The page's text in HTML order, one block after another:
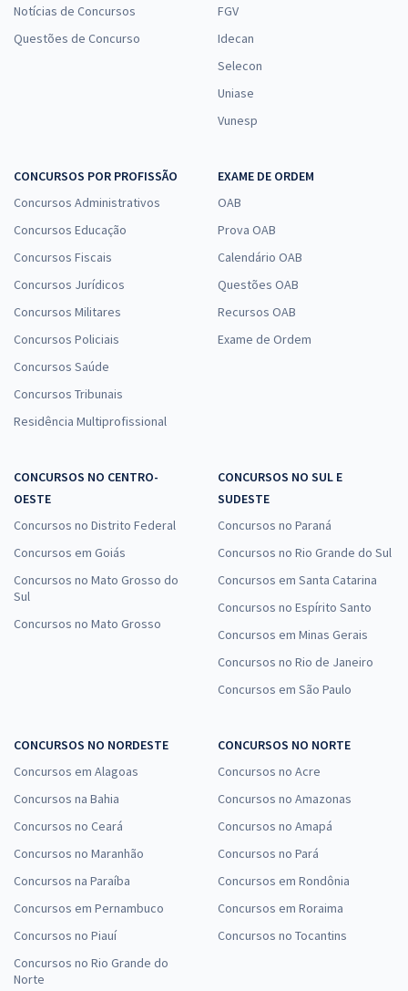
Notícias de Concursos
Questões de Concurso
FGV
Idecan
Selecon
Uniase
Vunesp
CONCURSOS POR PROFISSÃO
Concursos Administrativos
Concursos Educação
Concursos Fiscais
Concursos Jurídicos
Concursos Militares
Concursos Policiais
Concursos Saúde
Concursos Tribunais
Residência Multiprofissional
EXAME DE ORDEM
OAB
Prova OAB
Calendário OAB
Questões OAB
Recursos OAB
Exame de Ordem
CONCURSOS NO CENTRO-
OESTE
Concursos no Distrito Federal
Concursos em Goiás
Concursos no Mato Grosso do
Sul
Concursos no Mato Grosso
CONCURSOS NO SUL E
SUDESTE
Concursos no Paraná
Concursos no Rio Grande do Sul
Concursos em Santa Catarina
Concursos no Espírito Santo
Concursos em Minas Gerais
Concursos no Rio de Janeiro
Concursos em São Paulo
CONCURSOS NO NORDESTE
Concursos em Alagoas
Concursos na Bahia
Concursos no Ceará
Concursos no Maranhão
Concursos na Paraíba
Concursos em Pernambuco
Concursos no Piauí
Concursos no Rio Grande do
Norte
CONCURSOS NO NORTE
Concursos no Acre
Concursos no Amazonas
Concursos no Amapá
Concursos no Pará
Concursos em Rondônia
Concursos em Roraima
Concursos no Tocantins